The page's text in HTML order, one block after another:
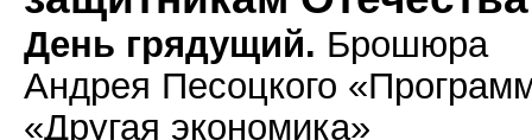
День грядущий. Брошюра
Андрея Песоцкого
«Другая экономика»